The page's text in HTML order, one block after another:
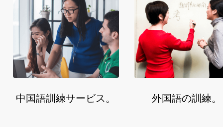
中国語訓練サービス。 外国語の訓練。